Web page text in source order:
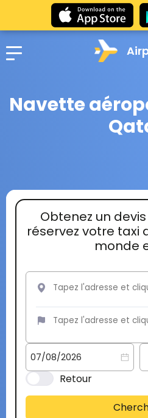
Navette
Obtenez un
réservez votre taxi
monde
Retour